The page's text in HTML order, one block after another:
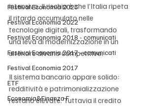
Festival Economia 2023
Festival Economia 2022
Festival Economia 2018 - comunicati
Festival Economia 2017 - comunicati
Festival Economia 2017
ETF
Economia&Finanza F
intensivo. Il rischio è che l’Italia ripeta
il ritardo accumulato nelle
tecnologie digitali, trasformando
una leva di modernizzazione in un
ulteriore divario competitivo.
Il sistema bancario appare solido:
redditività e patrimonializzazione
restano elevate. Tuttavia il credito